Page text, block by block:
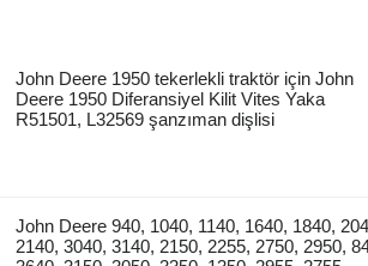
John Deere 1950 tekerlekli traktör için John
Deere 1950 Diferansiyel Kilit Vites Yaka
R51501, L32569 şanzıman dişlisi
John Deere 940, 1040, 1140, 1640, 1840,
2140, 3040, 3140, 2150, 2255, 2750, 2950,